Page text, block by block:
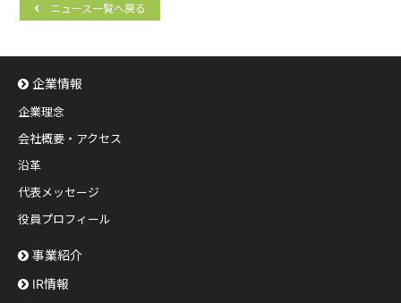
ニュース一覧へ戻る
企業情報
企業理念
会社概要・アクセス
沿革
代表メッセージ
役員プロフィール
事業紹介
IR情報